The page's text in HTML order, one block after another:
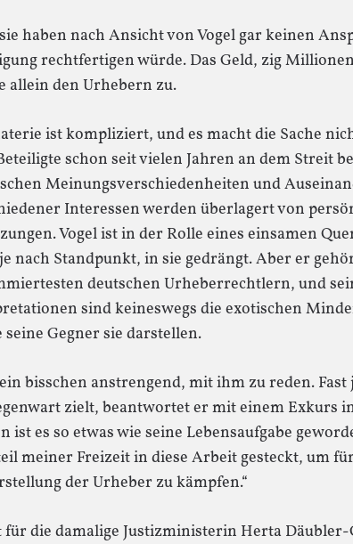
haben nach Ansicht von Vogel gar keinen
rechtfertigen würde. Das Geld, zig
allein den Urhebern zu.
ist kompliziert, und es macht die Sache
schon seit vielen Jahren an dem Streit
Meinungsverschiedenheiten und
Interessen werden überlagert von
Vogel ist in der Rolle eines einsamen
nach Standpunkt, in sie gedrängt. Aber er
deutschen Urheberrechtlern, und
sind keineswegs die exotischen
seine Gegner sie darstellen.
bisschen anstrengend, mit ihm zu reden. Fast
zielt, beantwortet er mit einem Exkurs
ist es so etwas wie seine Lebensaufgabe
meiner Freizeit in diese Arbeit gesteckt, um
der Urheber zu kämpfen.“
für die damalige Justizministerin Herta